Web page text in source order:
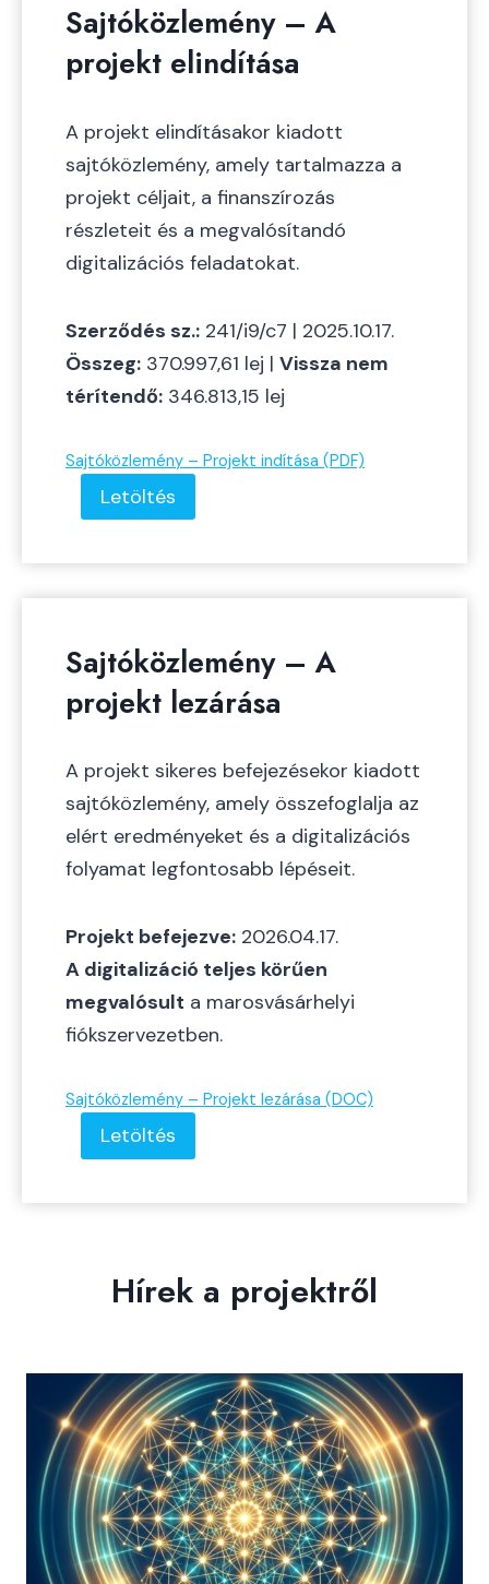
Sajtóközlemény – A
projekt elindítása
A projekt elindításakor kiadott
sajtóközlemény, amely tartalmazza a
projekt céljait, a finanszírozás
részleteit és a megvalósítandó
digitalizációs feladatokat.
Szerződés sz.: 241/i9/c7 | 2025.10.17.
Összeg: 370.997,61 lej | Vissza nem
térítendő: 346.813,15 lej
Sajtóközlemény – Projekt indítása (PDF)
Letöltés
Sajtóközlemény – A
projekt lezárása
A projekt sikeres befejezésekor kiadott
sajtóközlemény, amely összefoglalja az
elért eredményeket és a digitalizációs
folyamat legfontosabb lépéseit.
Projekt befejezve: 2026.04.17.
A digitalizáció teljes körűen
megvalósult a marosvásárhelyi
fiókszervezetben.
Sajtóközlemény – Projekt lezárása (DOC)
Letöltés
Hírek a projektről